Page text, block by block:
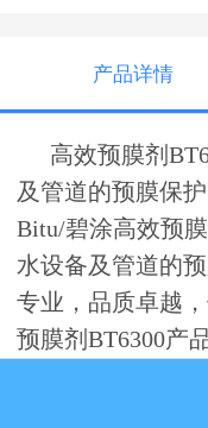
产品详情
高效预膜剂
及管道的预膜保
Bitu/碧涂高效预
水设备及管道的
专业，品质卓越，
预膜剂BT6300产